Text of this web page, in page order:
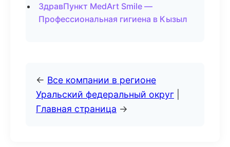
ЗдравПункт MedArt Smile —
Профессиональная гигиена в Кызыл
← Все компании в регионе
Уральский федеральный округ
Главная страница →